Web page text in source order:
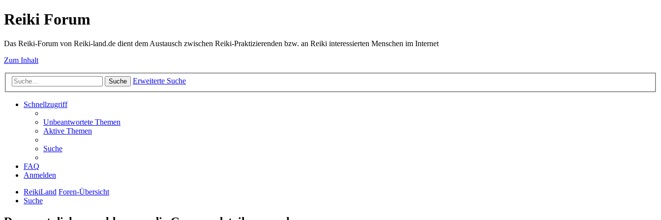
Reiki Forum
Das Reiki-Forum von Reiki-land.de dient dem Austausch zwischen Reiki-Praktizierenden bzw. an Reiki interessierten Menschen im Internet
Zum Inhalt
Suche Erweiterte Suche
Schnellzugriff
Unbeantwortete Themen
Aktive Themen
Suche
FAQ
Anmelden
ReikiLand Foren-Übersicht
Suche